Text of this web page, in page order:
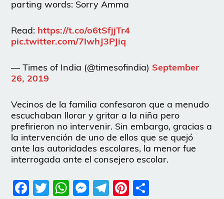
parting words: Sorry Amma
Read: https://t.co/o6tSfjjTr4
pic.twitter.com/7IwhJ3PJiq
— Times of India (@timesofindia) September
26, 2019
Vecinos de la familia confesaron que a menudo
escuchaban llorar y gritar a la niña pero
prefirieron no intervenir. Sin embargo, gracias a
la intervención de uno de ellos que se quejó
ante las autoridades escolares, la menor fue
interrogada ante el consejero escolar.
Facebook
Twitter
WhatsApp
Messenger
Telegram
Pinterest